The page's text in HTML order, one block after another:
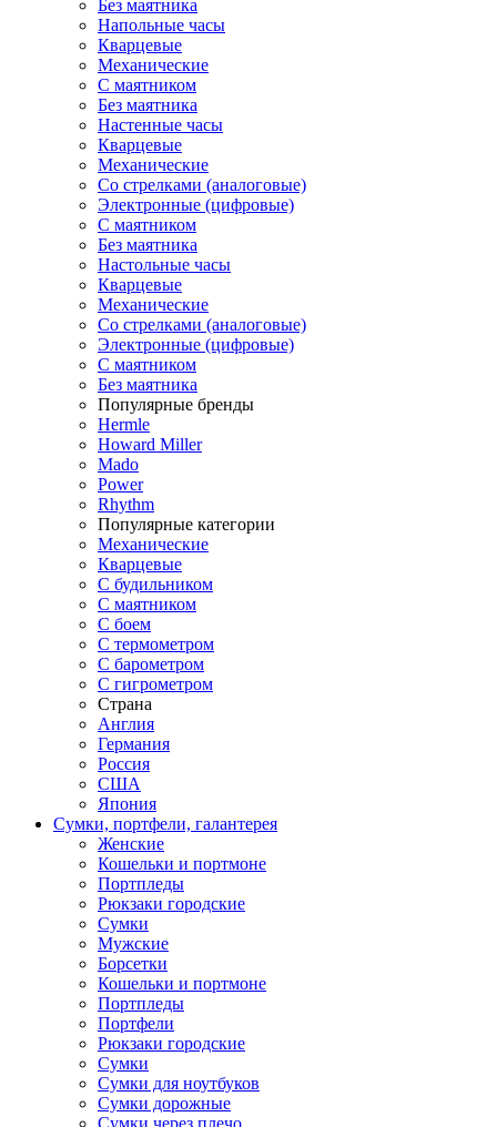
Без маятника
Напольные часы
Кварцевые
Механические
С маятником
Без маятника
Настенные часы
Кварцевые
Механические
Со стрелками (аналоговые)
Электронные (цифровые)
С маятником
Без маятника
Настольные часы
Кварцевые
Механические
Со стрелками (аналоговые)
Электронные (цифровые)
С маятником
Без маятника
Популярные бренды
Hermle
Howard Miller
Mado
Power
Rhythm
Популярные категории
Механические
Кварцевые
С будильником
С маятником
С боем
С термометром
С барометром
С гигрометром
Страна
Англия
Германия
Россия
США
Япония
Сумки, портфели, галантерея
Женские
Кошельки и портмоне
Портпледы
Рюкзаки городские
Сумки
Мужские
Борсетки
Кошельки и портмоне
Портпледы
Портфели
Рюкзаки городские
Сумки
Сумки для ноутбуков
Сумки дорожные
Сумки через плечо